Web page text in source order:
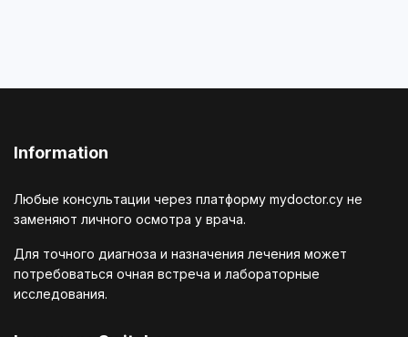
Information
Любые консультации через платформу mydoctor.cy не
заменяют личного осмотра у врача.
Для точного диагноза и назначения лечения может
потребоваться очная встреча и лабораторные
исследования.